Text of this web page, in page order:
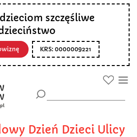
szczęśliwe
KRS: 0000009221
Dzień Dzieci Ulicy